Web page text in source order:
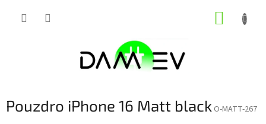
Pouzdro iPhone 16 Matt black O-MATT-267